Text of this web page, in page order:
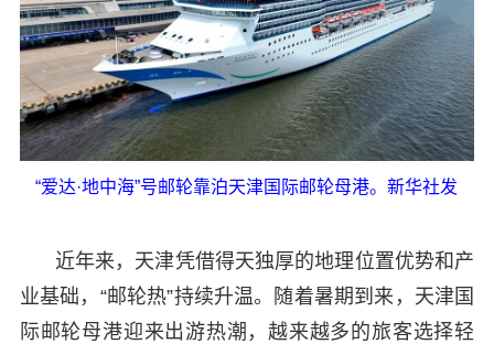
“爱达·地中海”号邮轮靠泊天津国际邮轮母港。新华社发
近年来，天津凭借得天独厚的地理位置优势和产
业基础，“邮轮热”持续升温。随着暑期到来，天津国
际邮轮母港迎来出游热潮，越来越多的旅客选择轻